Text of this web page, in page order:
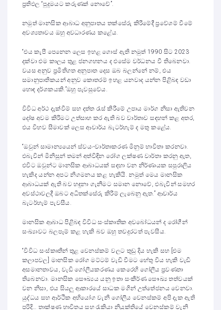
ප්‍රතිඵල “පුදුමයට කරුණක් නොවේ”.
නමුත් මානසික ආබාධ අනුපාතය තක්සේරු කිරීමේදී ප්‍රවේශම් වීමේ
අවශ්‍යතාවය ඔහු අවධාරණය කළේය.
“එය කැපී පෙනෙන ලෙස ඉහළ ගොස් ඇති නමුත් 1990 සිට 2023
දක්වා එම කාලය තුළ ජනගහනය ද එසේම වර්ධනය වී තිබෙනවා.
වයස අනුව ප්‍රමිතිගත අනුපාත දෙස ඔබ බලන්නේ නම්, එය
සමානුපාතිකයන් අනුව කොතරම් ඉහළ යනවාද යන්න පිළිබඳ වඩා
හොඳ දර්ශකයකි.”ඔහු පැවසුවේය.
විවිධ ‍අර්ථ දැක්වීම් සහ දත්ත රැස් කිරීමේ උපාය මාර්ග නිසා ඇතිවන
දෝෂ අවම කිරීමට උත්සාහ කර ඇති බව වාර්තාව සඳහන් කළ අතර,
එය විභව සීමාවක් ලෙස ආචාර්ය බැටර්හැම් ද මතු කළේය.
“ඔවුන් සාමාන්‍යයෙන් ස්වයං-වාර්තාකරණ මිනුම් භාවිතා කරනවා.
එබැවින් මිනිසුන් තමන් අත්විඳින රෝග ලක්ෂණ වාර්තා කරනු ඇත,
එවිට ඔවුන්ට මානසික ආබාධයක් සඳහා වන නිර්ණායක සපුරාලිය
හැකිද යන්න අපට නිගමනය කළ හැකියි. නමුත් මෙය මානසික
ආබාධයක් ඇති බව හඳුනා ගැනීමට සමාන නොවේ, එබැවින් සමහර
අවස්ථාවලදී ඔබට අධිතක්සේරු කිරීම් ලැබෙනු ඇත.” ආචාර්ය
බැටර්හැම් පැවසීය.
මානසික ආබාධ පිළිබඳ විවිධ සංස්කෘතික අවබෝධයන් ද රෝගීන්
සංඛ්‍යාවට බලපෑම් කළ හැකි බව ඔහු තවදුරටත් පැවසීය.
“විවිධ සංස්කෘතීන් තුළ වෙනස්කම් වලට තුඩු දිය හැකි සහ [එම
කලාපවල] මානසික රෝග මට්ටම් වැඩි වීමට හේතු විය හැකි වැඩි
අසමානතාවය, වැඩි ගෝලීයකරණය කෙරෙහි ගෝලීය ප්‍රවණතා
තිබෙනවා. මානසික සෞඛ්‍යය යනු ඉතා සංකීර්ණ සෞඛ්‍ය තත්වයක්
වන නිසා, එය සියලු ආකාරයේ සාධක මගින් උත්තේජනය වෙනවා.
යුද්ධය සහ ආර්ථික අභියෝග වැනි ගෝලීය වෙනස්කම් අපි දැක ඇති
පරිදි… තාක්ෂණ භාවිතය සහ රැකියා නියුක්තියේ වෙනස්කම් වැනි